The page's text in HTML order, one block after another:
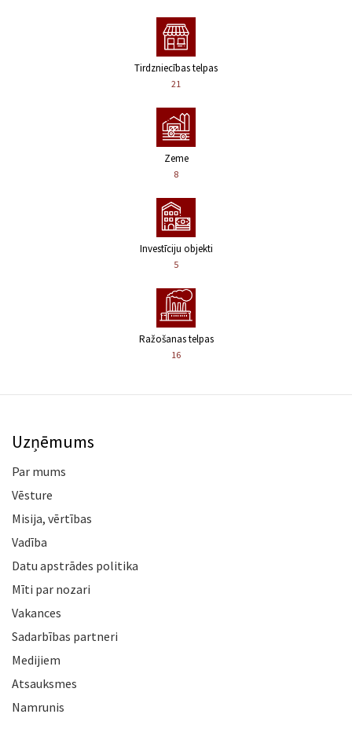
Tirdzniecības telpas
21
Zeme
8
Investīciju objekti
5
Ražošanas telpas
16
Uzņēmums
Par mums
Vēsture
Misija, vērtības
Vadība
Datu apstrādes politika
Mīti par nozari
Vakances
Sadarbības partneri
Medijiem
Atsauksmes
Namrunis